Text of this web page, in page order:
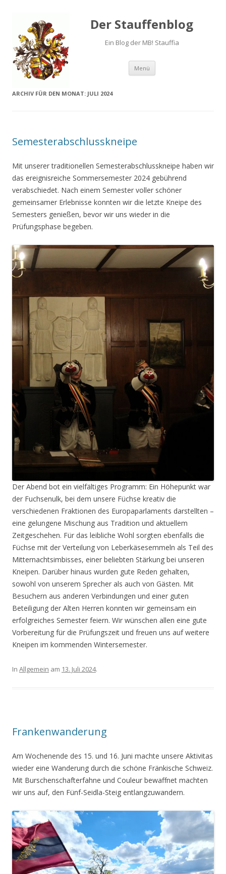
Der Stauffenblog
Ein Blog der MB! Stauffia
Menü
Springe zum Inhalt
ARCHIV FÜR DEN MONAT: JULI 2024
Semesterabschlusskneipe
Mit unserer traditionellen Semesterabschlusskneipe haben wir
das ereignisreiche Sommersemester 2024 gebührend
verabschiedet. Nach einem Semester voller schöner
gemeinsamer Erlebnisse konnten wir die letzte Kneipe des
Semesters genießen, bevor wir uns wieder in die
Prüfungsphase begeben.
Der Abend bot ein vielfältiges Programm: Ein Höhepunkt war
der Fuchsenulk, bei dem unsere Füchse kreativ die
verschiedenen Fraktionen des Europaparlaments darstellten –
eine gelungene Mischung aus Tradition und aktuellem
Zeitgeschehen. Für das leibliche Wohl sorgten ebenfalls die
Füchse mit der Verteilung von Leberkäsesemmeln als Teil des
Mitternachtsimbisses, einer beliebten Stärkung bei unseren
Kneipen. Darüber hinaus wurden gute Reden gehalten,
sowohl von unserem Sprecher als auch von Gästen. Mit
Besuchern aus anderen Verbindungen und einer guten
Beteiligung der Alten Herren konnten wir gemeinsam ein
erfolgreiches Semester feiern. Wir wünschen allen eine gute
Vorbereitung für die Prüfungszeit und freuen uns auf weitere
Kneipen im kommenden Wintersemester.
In Allgemein am 13. Juli 2024.
Frankenwanderung
Am Wochenende des 15. und 16. Juni machte unsere Aktivitas
wieder eine Wanderung durch die schöne Fränkische Schweiz.
Mit Burschenschafterfahne und Couleur bewaffnet machten
wir uns auf, den Fünf-Seidla-Steig entlangzuwandern.